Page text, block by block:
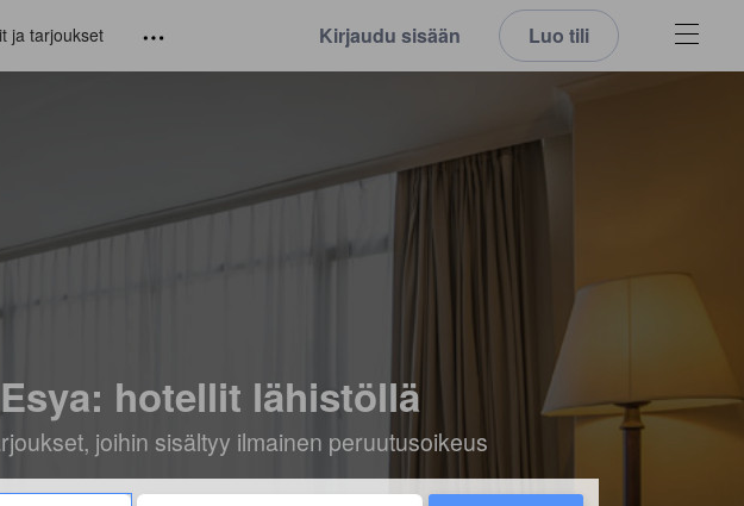
ja tarjoukset Kirjaudu sisään Luo tili
hotellit lähistöllä
joihin sisältyy ilmainen peruutusoikeus